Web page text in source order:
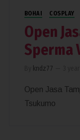
BOHAI COSPLAY
Open
Sperma
kndz77
Open Jasa
Tsukumo